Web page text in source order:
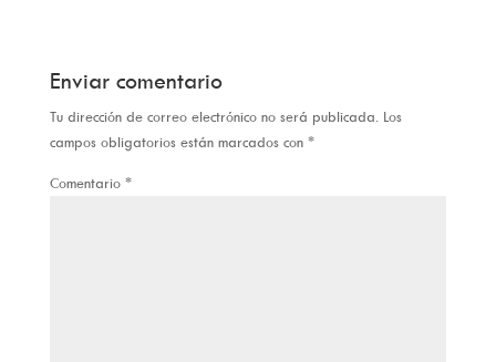
Enviar comentario
Tu dirección de correo electrónico no será publicada. Los
campos obligatorios están marcados con *
Comentario *